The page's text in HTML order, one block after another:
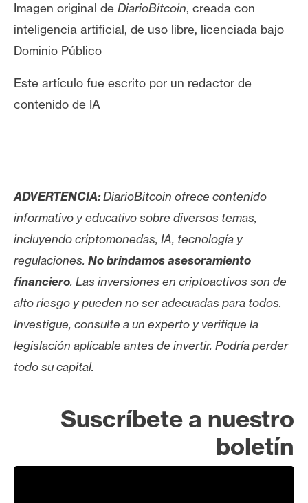
Imagen original de DiarioBitcoin, creada con
inteligencia artificial, de uso libre, licenciada bajo
Dominio Público
Este artículo fue escrito por un redactor de
contenido de IA
ADVERTENCIA:DiarioBitcoin ofrece contenido
informativo y educativo sobre diversos temas,
incluyendo criptomonedas, IA, tecnología y
regulaciones. No brindamos asesoramiento
financiero. Las inversiones en criptoactivos son de
alto riesgo y pueden no ser adecuadas para todos.
Investigue, consulte a un experto y verifique la
legislación aplicable antes de invertir. Podría perder
todo su capital.
Suscríbete a nuestro
boletín